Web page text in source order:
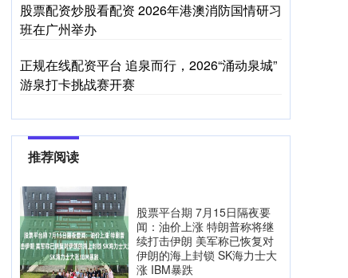
股票配资炒股看配资 2026年港澳消防国情研习
班在广州举办
正规在线配资平台 追泉而行，2026“涌动泉城”
游泉打卡挑战赛开赛
推荐阅读
股票平台期 7月15日隔夜要
闻：油价上涨 特朗普称将继
续打击伊朗 美军称已恢复对
伊朗的海上封锁 SK海力士大
涨 IBM暴跌